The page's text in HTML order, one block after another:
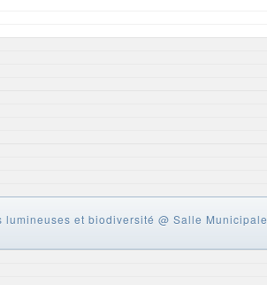
lumineuses et biodiversité@ Salle Municipale